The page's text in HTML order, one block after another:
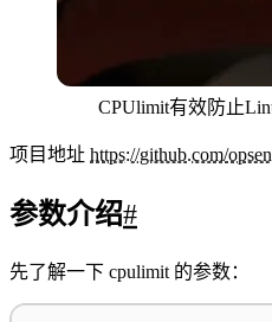
CPUlimit有效防止
项目地址 https://github.com/
参数介绍#
先了解一下 cpulimit 的参数：